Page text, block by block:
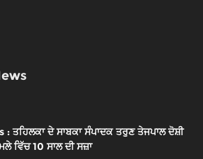
ਤਹਿਲਕਾ ਦੇ ਸਾਬਕਾ ਸੰਪਾਦਕ ਤਰੁਣ ਤੇਜਪਾਲ ਦੋਸ਼ੀ
ਵਿੱਚ 10 ਸਾਲ ਦੀ ਸਜ਼ਾ